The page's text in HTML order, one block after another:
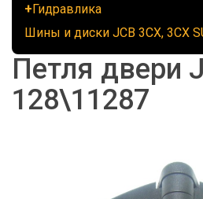
Гидравлика
Шины и диски JCB 3CX, 3CX
Петля двери
128\11287